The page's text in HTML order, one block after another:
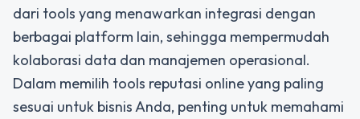
dari tools yang menawarkan integrasi dengan
berbagai platform lain, sehingga mempermudah
kolaborasi data dan manajemen operasional.
Dalam memilih tools reputasi online yang paling
sesuai untuk bisnis Anda, penting untuk memahami